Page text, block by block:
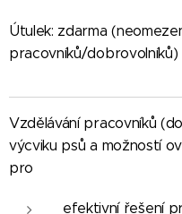
Útulek: zdarma
pracovníků/dobrovolníků)
Vzdělávání pracovníků
výcviku psů a možností
pro
efektivní řešení